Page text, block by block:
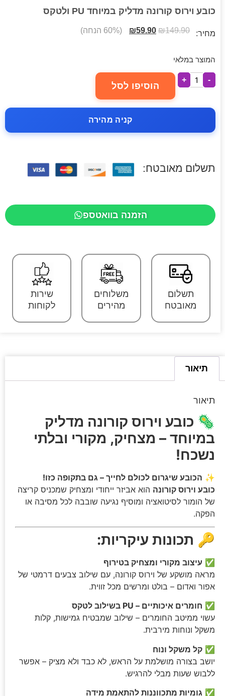
כובע וירוס קורונה מדליק במיוחד PU ולטקס
מחיר: ₪149.90
₪59.90 (60% הנחה)
המוצר במלאי
-
+
הוסיפו לסל
קניה מהירה
תשלום מאובטח:
הזמנה בוואטספ
תשלום
מאובטח
משלוחים
מהירים
שירות
לקוחות
תיאור
תיאור
🦠 כובע וירוס קורונה מדליק
במיוחד – מצחיק, מקורי ובלתי
נשכח!
✨ הכובע שיגרום לכולם לחייך – גם בתקופה כזו!
כובע וירוס קורונה הוא אביזר ייחודי ומצחיק שמכניס קריצה
של הומור לסיטואציה ומוסיף נגיעה שובבה לכל מסיבה או
הפקה.
🔑 תכונות עיקריות:
✅ עיצוב מקורי ומצחיק בטירוף
מראה מושקע של וירוס קורונה, עם שילוב צבעים דרמטי של
אפור ואדום – בולט ומרשים מכל זווית.
✅ חומרים איכותיים – PU בשילוב לטקס
עשוי ממיטב החומרים – שילוב שמבטיח גמישות, קלות
משקל ונוחות מירבית.
✅ קל משקל ונוח
יושב בצורה מושלמת על הראש, לא כבד ולא מציק – אפשר
ללבוש שעות מבלי להרגיש.
✅ גומיות מתכווננות להתאמת מידה